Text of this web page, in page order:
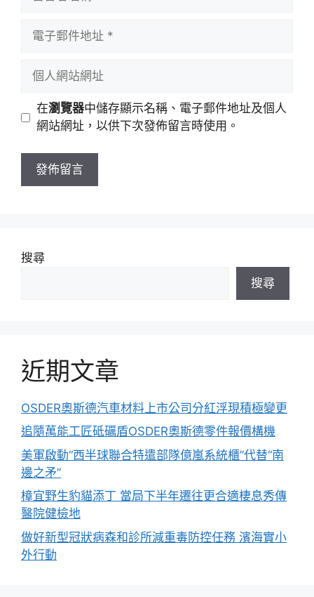
址
站
址
在瀏覽器中儲存顯示名稱、電子郵件地址及個人
網站網址，以供下次發佈留言時使用。
搜尋
搜尋
近期文章
OSDER奧斯德汽車材料上市公司分紅浮現積極變更
追隨萬能工匠砥礪盾OSDER奧斯德零件報價構機
美軍啟動“西半球聯合特遣部隊億嵐系統櫃”代替“南
邊之矛”
樟宜野生豹貓添丁 當局下半年遷往更合適棲息秀傳
醫院健檢地
做好新型冠狀病森和診所減重毒防控任務 濱海實小
外行動